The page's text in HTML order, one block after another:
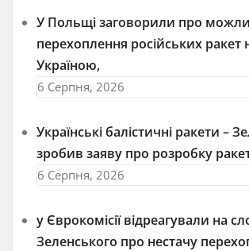
У Польщі заговорили про
перехоплення російських ракет
Україною,
6 Серпня, 2026
Українські балістичні ракети –
зробив заяву про розробку
6 Серпня, 2026
у Єврокомісії відреагували на
Зеленського про нестачу